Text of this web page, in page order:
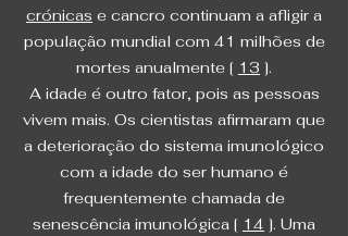
crónicas e cancro continuam a afligir a
população mundial com 41 milhões de
mortes anualmente [ 13 ].
A idade é outro fator, pois as pessoas
vivem mais. Os cientistas afirmaram que
a deterioração do sistema imunológico
com a idade do ser humano é
frequentemente chamada de
senescência imunológica [ 14 ]. Uma